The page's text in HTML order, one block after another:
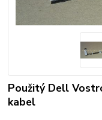
Použitý Dell
kabel